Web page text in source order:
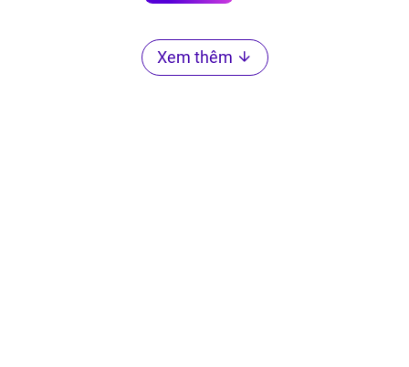
Xem thêm